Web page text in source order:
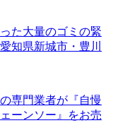
た大量のゴミの緊
知県新城市・豊川
専門業者が『自慢
ーンソー』をお売